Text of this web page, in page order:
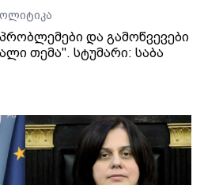
და გამოწვევები
თემა". სტუმარი: საბა